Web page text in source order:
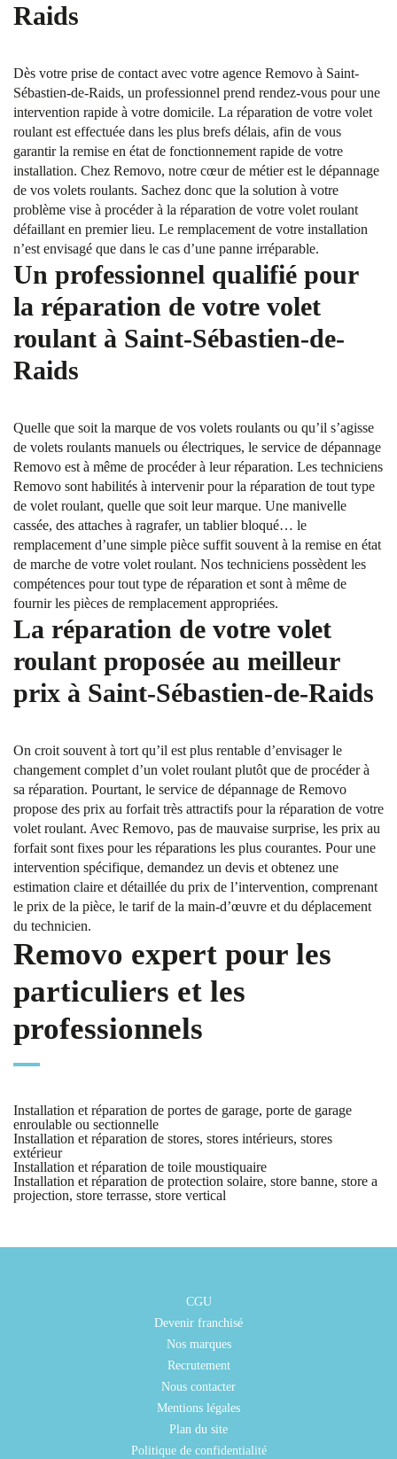
Raids
Dès votre prise de contact avec votre agence Removo à Saint-
Sébastien-de-Raids, un professionnel prend rendez-vous pour une
intervention rapide à votre domicile. La réparation de votre volet
roulant est effectuée dans les plus brefs délais, afin de vous
garantir la remise en état de fonctionnement rapide de votre
installation. Chez Removo, notre cœur de métier est le dépannage
de vos volets roulants. Sachez donc que la solution à votre
problème vise à procéder à la réparation de votre volet roulant
défaillant en premier lieu. Le remplacement de votre installation
n’est envisagé que dans le cas d’une panne irréparable.
Un professionnel qualifié pour
la réparation de votre volet
roulant à Saint-Sébastien-de-
Raids
Quelle que soit la marque de vos volets roulants ou qu’il s’agisse
de volets roulants manuels ou électriques, le service de dépannage
Removo est à même de procéder à leur réparation. Les techniciens
Removo sont habilités à intervenir pour la réparation de tout type
de volet roulant, quelle que soit leur marque. Une manivelle
cassée, des attaches à ragrafer, un tablier bloqué… le
remplacement d’une simple pièce suffit souvent à la remise en état
de marche de votre volet roulant. Nos techniciens possèdent les
compétences pour tout type de réparation et sont à même de
fournir les pièces de remplacement appropriées.
La réparation de votre volet
roulant proposée au meilleur
prix à Saint-Sébastien-de-Raids
On croit souvent à tort qu’il est plus rentable d’envisager le
changement complet d’un volet roulant plutôt que de procéder à
sa réparation. Pourtant, le service de dépannage de Removo
propose des prix au forfait très attractifs pour la réparation de votre
volet roulant. Avec Removo, pas de mauvaise surprise, les prix au
forfait sont fixes pour les réparations les plus courantes. Pour une
intervention spécifique, demandez un devis et obtenez une
estimation claire et détaillée du prix de l’intervention, comprenant
le prix de la pièce, le tarif de la main-d’œuvre et du déplacement
du technicien.
Removo expert pour les
particuliers et les
professionnels
Installation et réparation de portes de garage, porte de garage
enroulable ou sectionnelle
Installation et réparation de stores, stores intérieurs, stores
extérieur
Installation et réparation de toile moustiquaire
Installation et réparation de protection solaire, store banne, store a
projection, store terrasse, store vertical
CGU
Devenir franchisé
Nos marques
Recrutement
Nous contacter
Mentions légales
Plan du site
Politique de confidentialité